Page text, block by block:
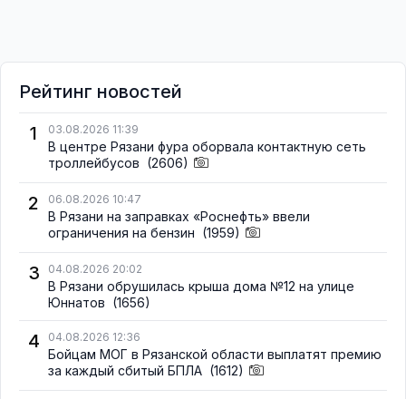
Рейтинг новостей
1
03.08.2026 11:39
В центре Рязани фура оборвала контактную сеть
троллейбусов (2606)
2 06.08.2026 10:47
В Рязани на заправках «Роснефть» ввели
ограничения на бензин (1959)
3 04.08.2026 20:02
В Рязани обрушилась крыша дома №12 на улице
Юннатов (1656)
4 04.08.2026 12:36
Бойцам МОГ в Рязанской области выплатят премию
за каждый сбитый БПЛА (1612)